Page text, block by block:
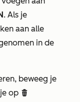
. Als je
aan alle
in de
beweeg je
op delete